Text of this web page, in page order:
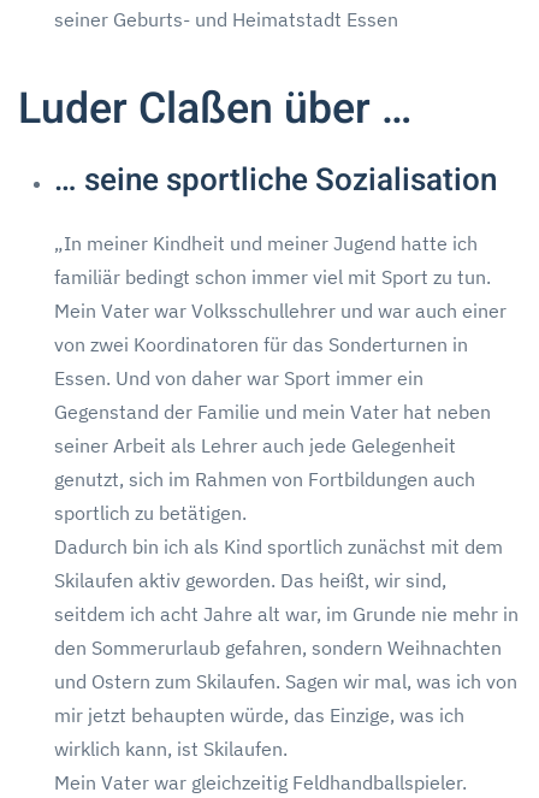
seiner Geburts- und Heimatstadt Essen
Luder Claßen über …
… seine sportliche Sozialisation
„In meiner Kindheit und meiner Jugend hatte ich
familiär bedingt schon immer viel mit Sport zu tun.
Mein Vater war Volksschullehrer und war auch einer
von zwei Koordinatoren für das Sonderturnen in
Essen. Und von daher war Sport immer ein
Gegenstand der Familie und mein Vater hat neben
seiner Arbeit als Lehrer auch jede Gelegenheit
genutzt, sich im Rahmen von Fortbildungen auch
sportlich zu betätigen.
Dadurch bin ich als Kind sportlich zunächst mit dem
Skilaufen aktiv geworden. Das heißt, wir sind,
seitdem ich acht Jahre alt war, im Grunde nie mehr in
den Sommerurlaub gefahren, sondern Weihnachten
und Ostern zum Skilaufen. Sagen wir mal, was ich von
mir jetzt behaupten würde, das Einzige, was ich
wirklich kann, ist Skilaufen.
Mein Vater war gleichzeitig Feldhandballspieler.